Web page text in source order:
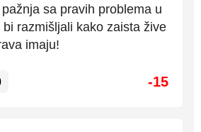
sa pravih problema u
razmišljali kako zaista žive
imaju!
-15